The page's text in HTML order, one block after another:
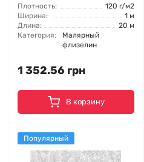
Плотность:
120 г/м2
Ширина:
1 м
Длина:
20 м
Категория:
Малярный
флизелин
1 352.56 грн
В корзину
Популярный